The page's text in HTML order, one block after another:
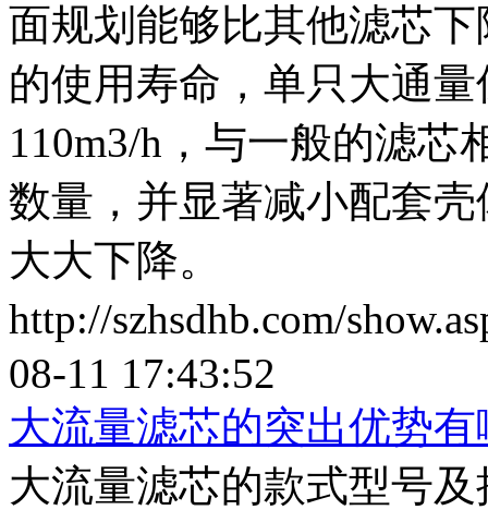
面规划能够比其他滤芯
的使用寿命，单只大通
110m3/h，与一般的滤芯
数量，并显著减小配套
大大下降。
http://szhsdhb.com/
08-11 17:43:52
大流量滤芯的突出优势有
大流量滤芯的款式型号